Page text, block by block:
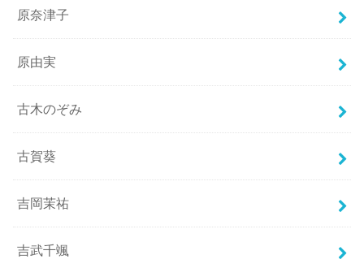
原奈津子
原由実
古木のぞみ
古賀葵
吉岡茉祐
吉武千颯